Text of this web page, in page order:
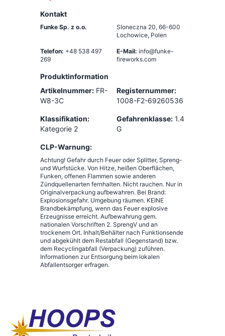
Kontakt
Funke Sp. z o.o. Sloneczna 20, 66-600
Lochowice, Polen
Telefon: +48 538 497
269
E-Mail: info@funke-
fireworks.com
Produktinformation
Artikelnummer: FR-
W8-3C
Registernummer:
1008-F2-69260536
Klassifikation:
Kategorie 2
Gefahrenklasse: 1.4
G
CLP-Warnung:
Achtung! Gefahr durch Feuer oder Splitter, Spreng-
und Wurfstücke. Von Hitze, heißen Oberflächen,
Funken, offenen Flammen sowie anderen
Zündquellenarten fernhalten. Nicht rauchen. Nur in
Originalverpackung aufbewahren. Bei Brand:
Explosionsgefahr. Umgebung räumen. KEINE
Brandbekämpfung, wenn das Feuer explosive
Erzeugnisse erreicht. Aufbewahrung gem.
nationalen Vorschriften 2. SprengV und an
trockenem Ort. Inhalt/Behälter nach Funktionsende
und abgekühlt dem Restabfall (Gegenstand) bzw.
dem Recyclingabfall (Verpackung) zuführen.
Informationen zur Entsorgung beim lokalen
Abfallentsorger erfragen.